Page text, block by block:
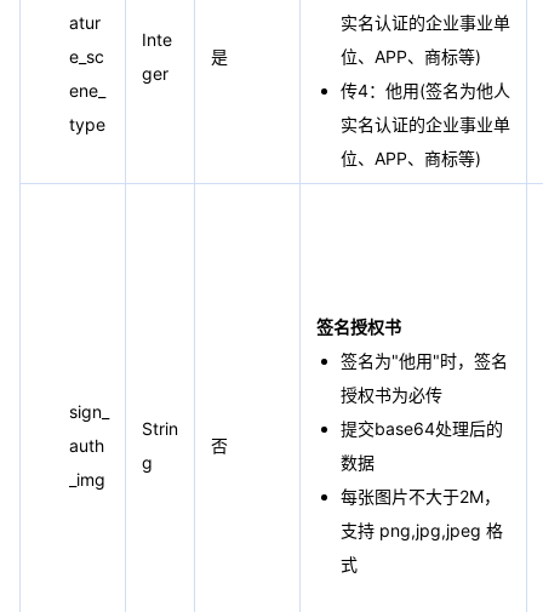
atur
e_sc
ene_
type
Inte
ger
是
实名认证的企业事业单
位、APP、商标等)
传4：他用(签名为他人
实名认证的企业事业单
位、APP、商标等)
sign_
auth
_img
Strin
g
否
签名授权书
签名为"他用"时，签名
授权书为必传
提交base64处理后的
数据
每张图片不大于2M，
支持 png,jpg,jpeg 格
式